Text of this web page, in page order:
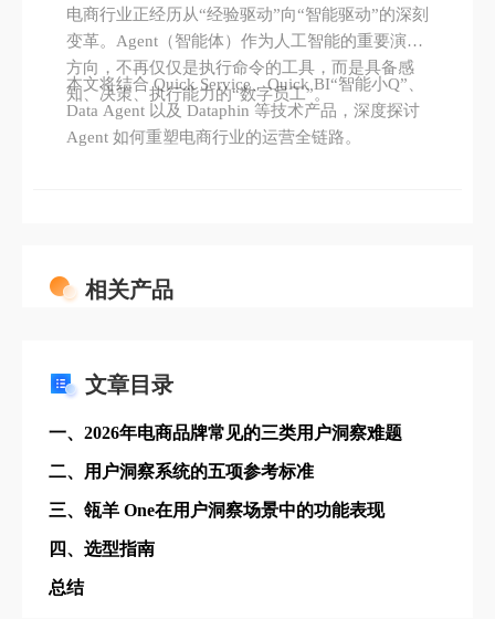
电商行业正经历从“经验驱动”向“智能驱动”的深刻
变革。Agent（智能体）作为人工智能的重要演进
方向，不再仅仅是执行命令的工具，而是具备感
知、决策、执行能力的“数字员工”。
本文将结合 Quick Service、Quick BI“智能小Q”、
Data Agent 以及 Dataphin 等技术产品，深度探讨
Agent 如何重塑电商行业的运营全链路。
相关产品
文章目录
一、2026年电商品牌常见的三类用户洞察难题
二、用户洞察系统的五项参考标准
三、瓴羊 One在用户洞察场景中的功能表现
四、选型指南
总结